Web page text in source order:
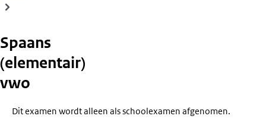
Spaans
(elementair)
vwo
Dit examen wordt alleen als schoolexamen afgenomen.